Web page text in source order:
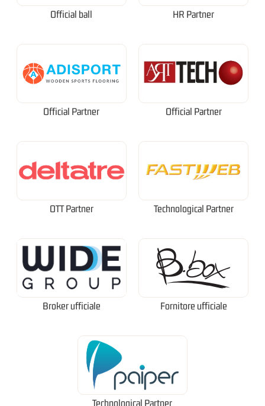
Official ball HR Partner
Official Partner Official Partner
OTT Partner Technological Partner
Broker ufficiale Fornitore ufficiale
Technological Partner